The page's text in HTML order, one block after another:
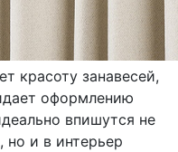
красоту занавесей,
оформлению
впишутся не
но и в интерьер